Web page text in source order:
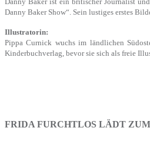
Danny Baker Show“. Sein lustiges erstes
Illustratorin:
Pippa Curnick wuchs im ländlichen
Kinderbuchverlag, bevor sie sich als freie
FRIDA FURCHTLOS LÄDT